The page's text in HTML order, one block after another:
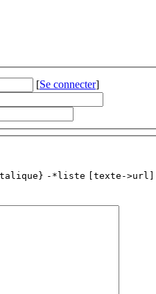
[Se connecter]
-*liste [texte->url]